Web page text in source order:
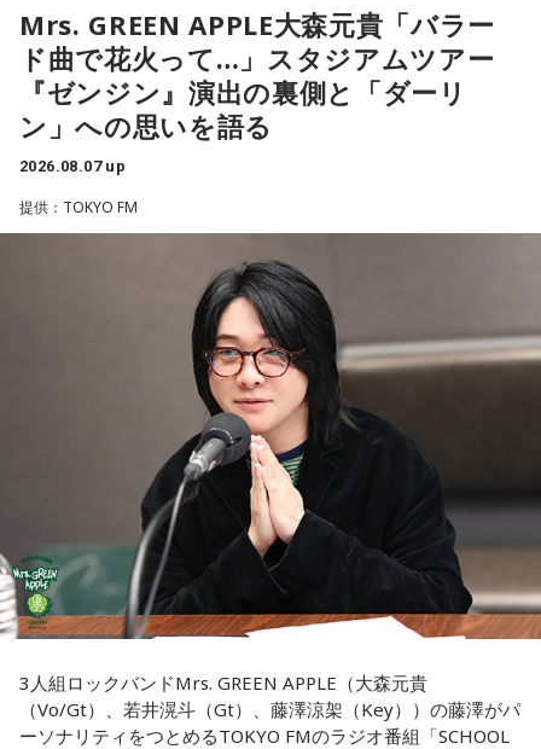
2026年8月8日は、寅の日と先勝が重なる日です。暦を意識す
る人の中には、次のような予定をこの日に合わせる人もいま
す。
・財布を新調する、または使い始める
・銀行口座を開設する
・資格の勉強や新しい習い事を始める
・仕事や趣味の新たな目標を立てる
また、六曜の「先勝」は一般的に午前中が吉
め、大切な予定を入れる場合は午前中を選ぶという考え方も
なお、これらは古くから伝わる暦の考え方であり、運気の上
昇や成果を保証するものではありません。自分の予定やライ
フスタイルに合わせて、無理のない範囲で取り入れるとよい
■令和8年8月8日の「8」が並ぶ日に注目が集まる理由
2026年8月8日は、「令和8年8月8日」と「8」が並ぶ印象的
な日付です。
数字の「8」は、末広がりの形から縁起の良い数字として親し
まれており、開店日や記念日、イベントの開催日として選ば
寅の日は、お金に関する縁起の良い日として知られているこ
とから、財布を購入したり、使い始めたりするタイミングと
して選ぶ人もいます。
で、開運アクションとして親しまれている考え方です。
ただし、財布を新調したからといって金運の上昇が保証され
るわけではありません。あくまでも縁起担ぎとして取り入れ
■2026年8月8日に宝くじを買うのは？
寅の日は、金運にまつわる吉日として紹介されることが多い
ため、宝くじを購入するタイミングとして意識する人もいま
一方で、宝くじの当選を保証するものではありません。「縁
起の良い日に買いたい」という気持ちから、暦を参考にする
人もいるという考え方です。
■2026年8月8日に旅行へ行くのは？
行や出張にも縁起が良い日とされています。
夏休み期間中ということもあり、旅行や帰省を予定している
＜リスナーからのメッセージ＞
ミセス先生、こんばんは！ 7月5日のファイナルに参戦しまし
た！ 私にとって初めての「ゼンジン」シリーズだったので、
参加できて本当に良かったです。演奏が本当にかっこよく
て、ずっと感動していました。特に「ダーリン」と「ケセラ
セラ」の時の花火は相性が良すぎて、思わず泣いてしまいま
した。帰り道もプレイリストを聴きながら帰っていたのです
がその余韻でまたウルウルしてしまいました。最高の景色と
大森：ありがとうございます！ 花火すごかったですね！
若井：すごかったよ！ ステージからの景色も花火も最高でし
藤澤：そうだよね！
大森：「ダーリン」で、本編ラストで花火が上がるというの
は結構すごいです。「ケセラセラ」って今まででも花火が上
がったりというか、大きい演出ってすごく親和性があると思
うのだけれど。
「ダーリン」でというのはやっぱりミュージックビデオがあ
あいう感じだったから、すごくみんな受け入れられるという
か良かったのかなと思うのだけれど。バラード曲で花火って
Mrs. GREEN APPLE大森元貴「バラー
ド曲で花火って…」スタジアムツアー
『ゼンジン』演出の裏側と「ダーリ
ン」への思いを語る
2026.08.07 up
提供：TOKYO FM
3人組ロックバンドMrs. GREEN APPLE（大森元貴
（Vo/Gt）、若井滉斗（Gt）、藤澤涼架（Key））の藤澤がパ
ーソナリティをつとめるTOKYO FMのラジオ番組「SCHOOL